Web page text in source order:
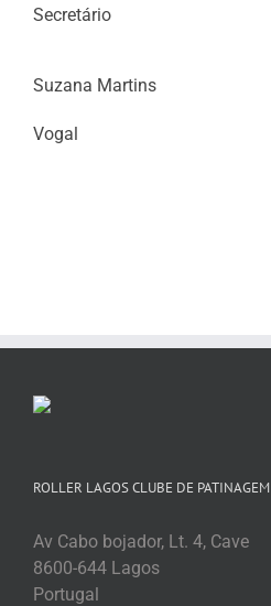
Secretário
Suzana Martins
Vogal
ROLLER LAGOS CLUBE DE PATINAGEM
Av Cabo bojador, Lt. 4, Cave
8600-644 Lagos
Portugal